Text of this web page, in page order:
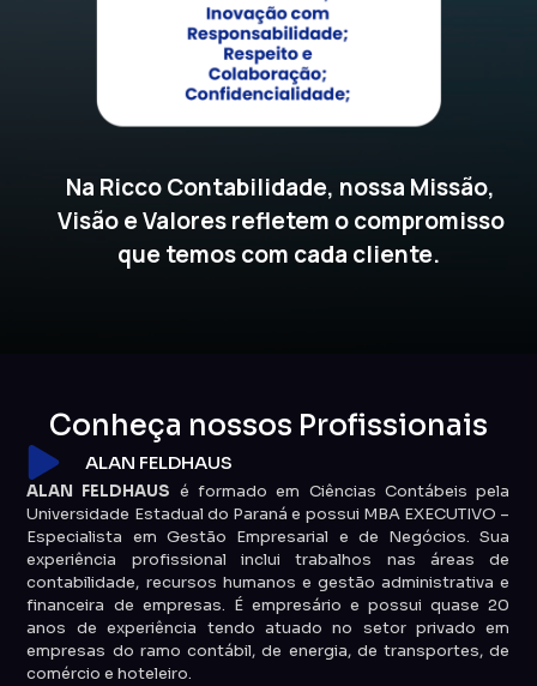
Na Ricco Contabilidade, nossa Missão,
Visão e Valores refletem o compromisso
que temos com cada cliente.
Conheça nossos Profissionais
ALAN FELDHAUS
ALAN FELDHAUS é formado em Ciências Contábeis pela
Universidade Estadual do Paraná e possui MBA EXECUTIVO –
Especialista em Gestão Empresarial e de Negócios. Sua
experiência profissional inclui trabalhos nas áreas de
contabilidade, recursos humanos e gestão administrativa e
financeira de empresas. É empresário e possui quase 20
anos de experiência tendo atuado no setor privado em
empresas do ramo contábil, de energia, de transportes, de
comércio e hoteleiro.